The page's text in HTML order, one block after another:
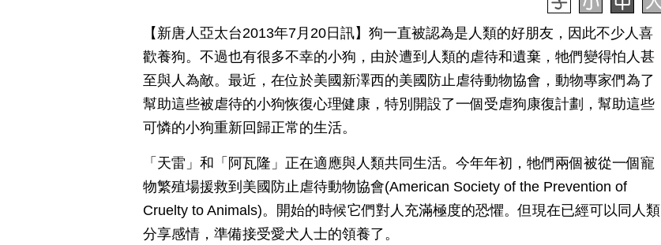
【新唐人亞太台2013年7月20日訊】狗一直被認為是人類的好朋友，因此不少人喜
歡養狗。不過也有很多不幸的小狗，由於遭到人類的虐待和遺棄，牠們變得怕人甚
至與人為敵。最近，在位於美國新澤西的美國防止虐待動物協會，動物專家們為了
幫助這些被虐待的小狗恢復心理健康，特別開設了一個受虐狗康復計劃，幫助這些
可憐的小狗重新回歸正常的生活。
「天雷」和「阿瓦隆」正在適應與人類共同生活。今年年初，牠們兩個被從一個寵
物繁殖場援救到美國防止虐待動物協會(American Society of the Prevention of
Cruelty to Animals)。開始的時候它們對人充滿極度的恐懼。但現在已經可以同人類
分享感情，準備接受愛犬人士的領養了。